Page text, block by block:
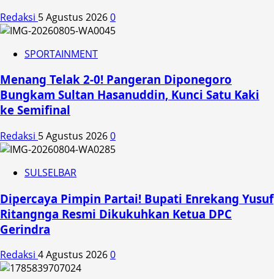
Redaksi 5 Agustus 20260
SPORTAINMENT
Menang Telak 2-0! Pangeran Diponegoro
Bungkam Sultan Hasanuddin, Kunci Satu Kaki
ke Semifinal
Redaksi 5 Agustus 20260
SULSELBAR
Dipercaya Pimpin Partai! Bupati Enrekang Yusuf
Ritangnga Resmi Dikukuhkan Ketua DPC
Gerindra
Redaksi 4 Agustus 20260